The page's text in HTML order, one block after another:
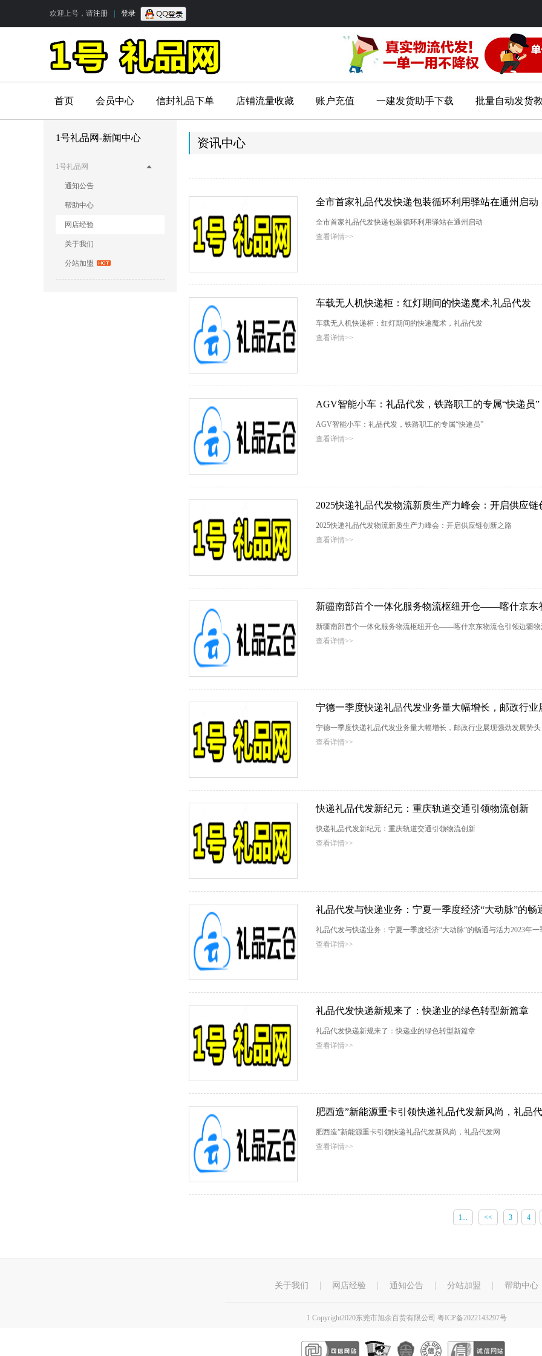
欢迎上号，请注册 登录
首页 会员中心 信封礼品下单 店铺流量收藏 账户充值 一建发货助手下载 批量自动发货
1号礼品网-新闻中心
1号礼品网
通知公告
帮助中心
网店经验
关于我们
分站加盟
资讯中心
全市首家礼品代发快递包装循环利用驿站在通州启动
全市首家礼品代发快递包装循环利用驿站在通州启动
查看详情>>
车载无人机快递柜：红灯期间的快递魔术,礼品代发
车载无人机快递柜：红灯期间的快递魔术，礼品代发
查看详情>>
AGV智能小车：礼品代发，铁路职工的专属“快递员”
AGV智能小车：礼品代发，铁路职工的专属“快递员”
查看详情>>
2025快递礼品代发物流新质生产力峰会：开启供应链
2025快递礼品代发物流新质生产力峰会：开启供应链创新之路
查看详情>>
新疆南部首个一体化服务物流枢纽开仓——喀什京东
新疆南部首个一体化服务物流枢纽开仓——喀什京东物流仓引领边疆物
查看详情>>
宁德一季度快递礼品代发业务量大幅增长，邮政行业
宁德一季度快递礼品代发业务量大幅增长，邮政行业展现强劲发展势头
查看详情>>
快递礼品代发新纪元：重庆轨道交通引领物流创新
快递礼品代发新纪元：重庆轨道交通引领物流创新
查看详情>>
礼品代发与快递业务：宁夏一季度经济“大动脉”的畅
礼品代发与快递业务：宁夏一季度经济“大动脉”的畅通与活力2023年一
查看详情>>
礼品代发快递新规来了：快递业的绿色转型新篇章
礼品代发快递新规来了：快递业的绿色转型新篇章
查看详情>>
肥西造”新能源重卡引领快递礼品代发新风尚，礼品
肥西造”新能源重卡引领快递礼品代发新风尚，礼品代发网
查看详情>>
1... << 3 4
关于我们 网店经验 通知公告 分站加盟 帮助中心
1 Copyright2020东莞市旭余百货有限公司 粤ICP备2022143297号